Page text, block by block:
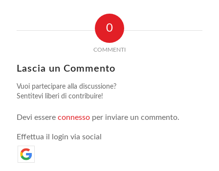
0
COMMENTI
Lascia un Commento
Vuoi partecipare alla discussione?
Sentitevi liberi di contribuire!
Devi essere connessoper inviare un commento.
Effettua il login via social